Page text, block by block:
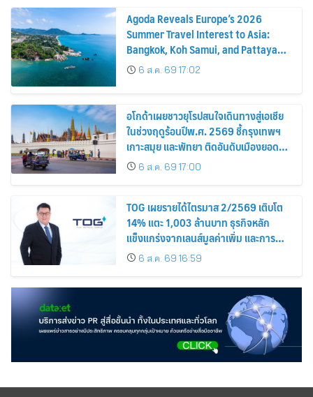
Agoda Reveals Europe’s 2026
Summer Travel Interest to Asia:
Bangkok, Koh Samui, and Pattaya
Among the Top Cities
6 ส.ค. 69 17:02
อโกด้าเผยชาวยุโรปสนใจเดินทางสู่เอเชีย
ในช่วงฤดูร้อนปีพ.ศ. 2569 ชี้กรุงเทพฯ
เกาะสมุย และพัทยา ติดอันดับเมืองยอด
นิยม6 ส.ค. 69 17:00
TOG เผยรายได้ไตรมาส 2/2569 เติบโต
14% แตะ 1,003 ล้านบาท ธุรกิจหลัก
แข็งแกร่งจากเลนส์มูลค่าเพิ่ม และการ
ขยายตลาดต่างประเทศ พร้อมเดินหน้า
ลงทุนเพื่อการเติบโตระยะยาว
6 ส.ค. 69 16:59